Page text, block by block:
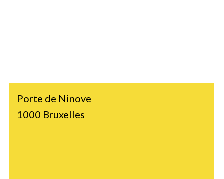
Porte de Ninove
1000 Bruxelles